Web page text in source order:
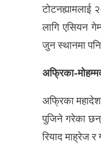
टोटनह्यामलाई
लागि एसियन
जुन स्थानमा
अफ्रिका-
अफ्रिका
पुजिने गरेका
रियाद माह्रेज